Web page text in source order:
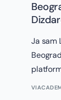
Ja sam